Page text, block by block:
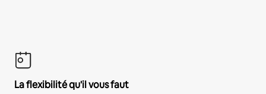
La flexibilité qu'il vous faut